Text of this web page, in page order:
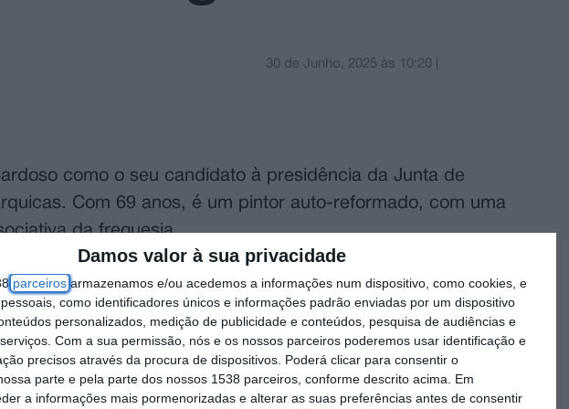
Damos valor à sua privacidade
parceirosarmazenamos e/ou acedemos a informações num dispositivo, como cookies, e
como identificadores únicos e informações padrão enviadas por um dispositivo
personalizados, medição de publicidade e conteúdos, pesquisa de audiências e
Com a sua permissão, nós e os nossos parceiros poderemos usar identificação e
precisos através da procura de dispositivos. Poderá clicar para consentir o
parte e pela parte dos nossos 1538 parceiros, conforme descrito acima. Em
a informações mais pormenorizadas e alterar as suas preferências antes de consentir
30 de Junho, 2025 às 10:20
como o seu candidato à presidência da Junta de
Com 69 anos, é um pintor auto-reformado, com uma
da freguesia.
de intervenção pública. Foi eleito em cinco mandatos
também assento na Assembleia Municipal. Ao longo de três
25 das quais como elemento do comando,
comunidade.
da Associação de Caçadores de Almeirim e é atualmente